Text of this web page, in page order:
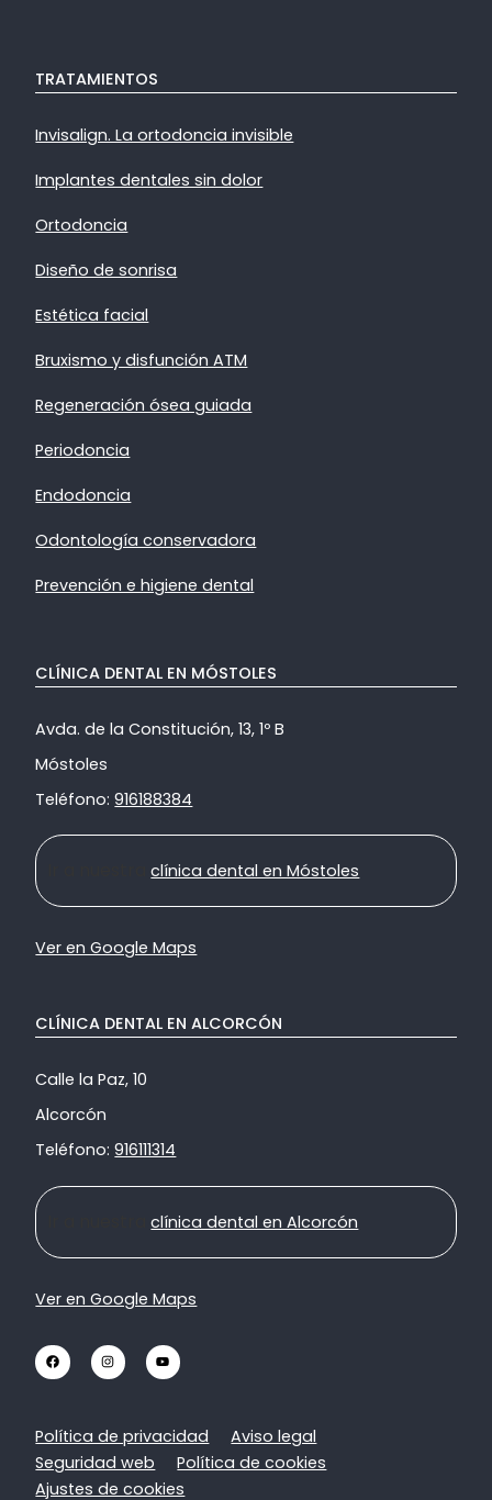
TRATAMIENTOS
Invisalign. La ortodoncia invisible
Implantes dentales sin dolor
Ortodoncia
Diseño de sonrisa
Estética facial
Bruxismo y disfunción ATM
Regeneración ósea guiada
Periodoncia
Endodoncia
Odontología conservadora
Prevención e higiene dental
CLÍNICA DENTAL EN MÓSTOLES
Avda. de la Constitución, 13, 1º B
Móstoles
Teléfono:916188384
Ir a nuestraclínica dental en Móstoles
Ver en Google Maps
CLÍNICA DENTAL EN ALCORCÓN
Calle la Paz, 10
Alcorcón
Teléfono:916111314
Ir a nuestraclínica dental en Alcorcón
Ver en Google Maps
Política de privacidad
Aviso legal
Seguridad web
Política de cookies
Ajustes de cookies